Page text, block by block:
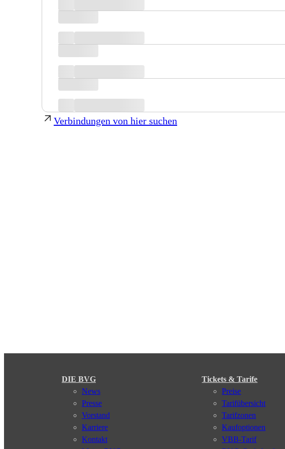
Verbindungen von hier suchen
DIE BVG
News
Presse
Vorstand
Karriere
Kontakt
Tickets & Tarife
Preise
Tarifübersicht
Tarifzonen
Kaufoptionen
VBB-Tarif